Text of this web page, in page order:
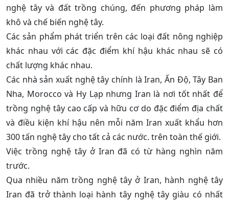
nghệ tây và đất trồng chúng, đến phương pháp làm
khô và chế biến nghệ tây.
Các sản phẩm phát triển trên các loại đất nông nghiệp
khác nhau với các đặc điểm khí hậu khác nhau sẽ có
chất lượng khác nhau.
Các nhà sản xuất nghệ tây chính là Iran, Ấn Độ, Tây Ban
Nha, Morocco và Hy Lạp nhưng Iran là nơi tốt nhất để
trồng nghệ tây cao cấp và hữu cơ do đặc điểm địa chất
và điều kiện khí hậu nên mỗi năm Iran xuất khẩu hơn
300 tấn nghệ tây cho tất cả các nước. trên toàn thế giới.
Việc trồng nghệ tây ở Iran đã có từ hàng nghìn năm
trước.
Qua nhiều năm trồng nghệ tây ở Iran, hành nghệ tây
Iran đã trở thành loại hành tây nghệ tây giàu có nhất